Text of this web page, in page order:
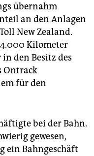
übernahm
an den Anlagen
New Zealand.
Kilometer
den Besitz des
Ontrack
für den
bei der Bahn.
gewesen,
ein Bahngeschäft